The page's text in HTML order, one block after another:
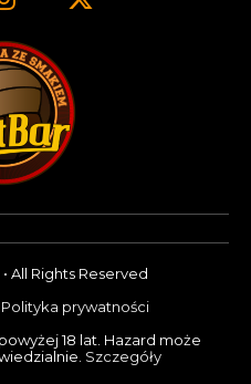
All Rights Reserved
Polityka prywatności
18 lat. Hazard może
Szczegóły